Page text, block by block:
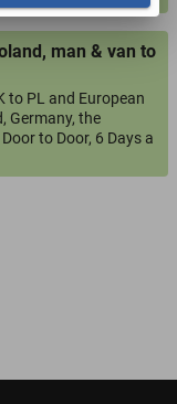
NR TELEFONU , np.:
man & van to
to PL and European
Germany, the
to Door, 6 Days a